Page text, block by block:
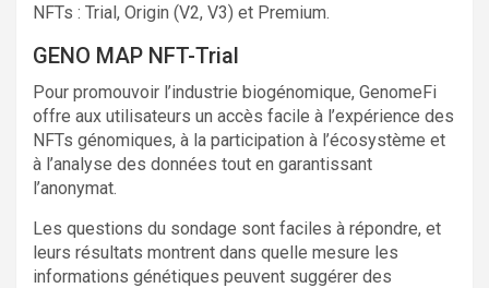
NFTs : Trial, Origin (V2, V3) et Premium.
GENO MAP NFT-Trial
Pour promouvoir l’industrie biogénomique, GenomeFi
offre aux utilisateurs un accès facile à l’expérience des
NFTs génomiques, à la participation à l’écosystème et
à l’analyse des données tout en garantissant
l’anonymat.
Les questions du sondage sont faciles à répondre, et
leurs résultats montrent dans quelle mesure les
informations génétiques peuvent suggérer des